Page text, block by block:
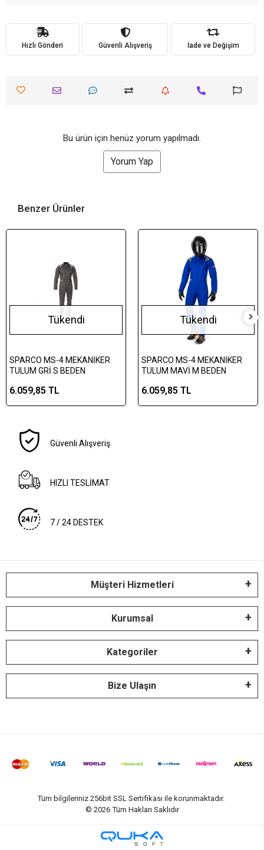
Hızlı Gönderi Güvenli Alışveriş İade ve Değişim
Bu ürün için henüz yorum yapılmadı.
Yorum Yap
Benzer Ürünler
Tükendi
SPARCO MS-4 MEKANİKER
TULUM GRİ S BEDEN
6.059,85 TL
Tükendi
SPARCO MS-4 MEKANİKER
TULUM MAVİ M BEDEN
6.059,85 TL
Güvenli Alışveriş
HIZLI TESLİMAT
7 / 24 DESTEK
Müşteri Hizmetleri
Kurumsal
Kategoriler
Bize Ulaşın
Tüm bilgileriniz 256bit SSL Sertifikası ile korunmaktadır.
© 2026 Tüm Hakları Saklıdır